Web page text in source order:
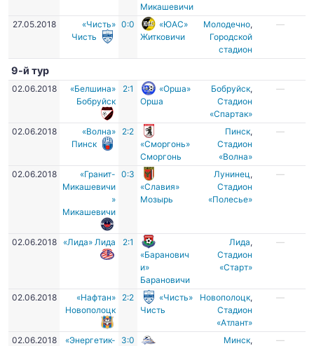
Микашевичи
27.05.2018
«Чисть»
Чисть
0:0
«ЮАС»
Житковичи
Молодечно,
Городской
стадион
—
9-й тур
02.06.2018
«Белшина»
Бобруйск
2:1
«Орша»
Орша
Бобруйск,
Стадион
«Спартак»
—
02.06.2018
«Волна»
Пинск
2:2
«Сморгонь»
Сморгонь
Пинск,
Стадион
«Волна»
—
02.06.2018
«Гранит-
Микашевичи
»
Микашевичи
0:3
«Славия»
Мозырь
Лунинец ,
Стадион
«Полесье»
—
02.06.2018 «Лида» Лида
2:1
«Баранович
и»
Барановичи
Лида,
Стадион
«Старт»
—
02.06.2018
«Нафтан»
Новополоцк
2:2
«Чисть»
Чисть
Новополоцк,
Стадион
«Атлант»
—
02.06.2018
«Энергетик-
3:0
Минск,
—